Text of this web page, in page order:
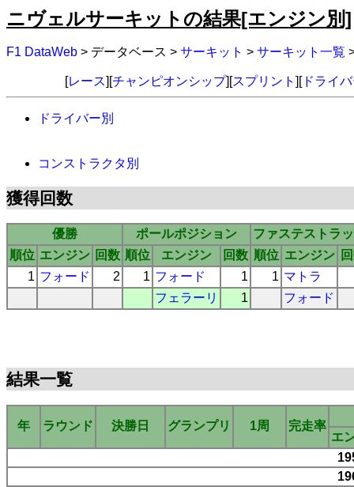
ニヴェルサーキットの結果[エンジン別]
F1 DataWeb > データベース > サーキット > サーキット一覧
[レース][チャンピオンシップ][スプリント ][ドライ
ドライバー別
コンストラクタ別
獲得回数
優勝 ポールポジション
ファステストラ
順位 エンジン 回数 順位 エンジン 回数 順位 エンジン
1 フォード 2 1 フォード 1 1 マトラ
フェラーリ
1 フォード
結果一覧
年 ラウンド 決勝日 グランプリ 1周
完走率
エ